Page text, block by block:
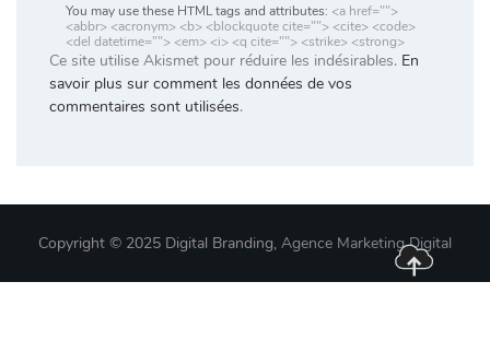
You may use these HTML tags and attributes: <a href="">
<abbr> <acronym> <b> <blockquote cite=""> <cite> <code>
<del datetime=""> <em> <i> <q cite=""> <strike> <strong>
Ce site utilise Akismet pour réduire les indésirables. En
savoir plus sur comment les données de vos
commentaires sont utilisées.
Copyright © 2025 Digital Branding, Agence Marketing Digital